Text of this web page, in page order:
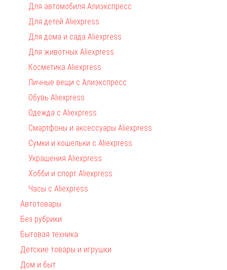
Для автомобиля Алиэкспресс
Для детей Aliexpress
Для дома и сада Aliexpress
Для животных Aliexpress
Косметика Aliexpress
Личные вещи с Алиэкспресс
Обувь Aliexpress
Одежда с Aliexpress
Смартфоны и аксессуары Aliexpress
Сумки и кошельки с Aliexpress
Украшения Aliexpress
Хобби и спорт Aliexpress
Часы с Aliexpress
Автотовары
Без рубрики
Бытовая техника
Детские товары и игрушки
Дом и быт